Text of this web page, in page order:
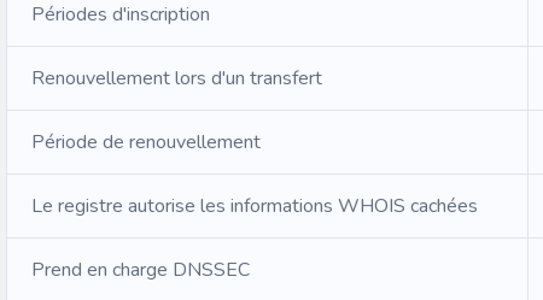
Périodes d'inscription
Renouvellement lors d'un transfert
Période de renouvellement
Le registre autorise les informations WHOIS cachées
Prend en charge DNSSEC